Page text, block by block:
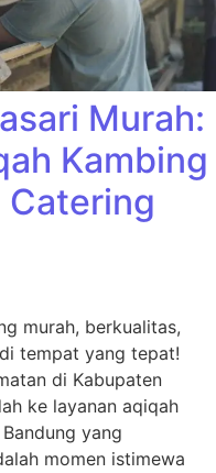
Murah:
Kambing
Catering
murah, berkualitas,
tempat yang tepat!
di Kabupaten
ke layanan aqiqah
yang
momen istimewa